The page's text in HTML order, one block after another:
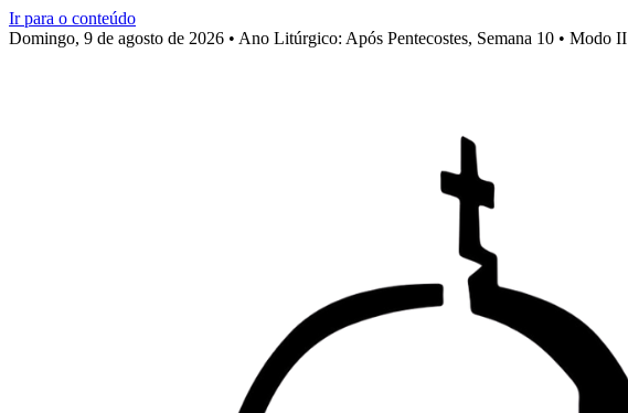
Ir para o conteúdo
Domingo, 9 de agosto de 2026 • Ano Litúrgico: Após Pentecostes, Semana 10 • Modo II